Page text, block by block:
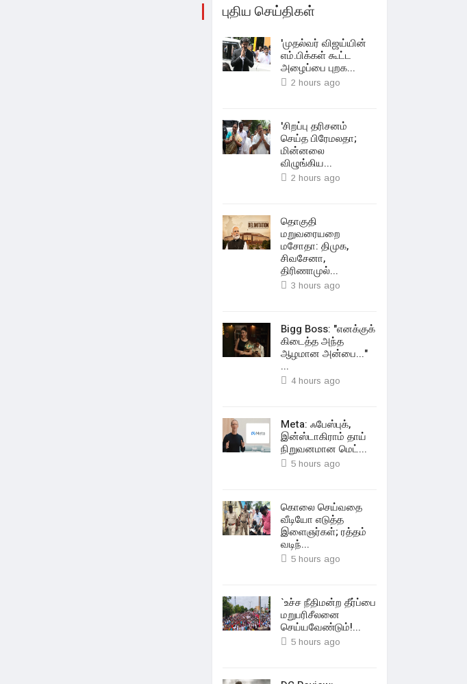
புதிய செய்திகள்
'முதல்வர் விஜய்யின்
எம்.பிக்கள் கூட்ட
அழைப்பை புறக...
2 hours ago
'சிறப்பு தரிசனம்
செய்த பிரேமலதா;
மின்னலை
விழுங்கிய...
2 hours ago
தொகுதி
மறுவரையறை
மசோதா: திமுக,
சிவசேனா,
திரிணாமுல்...
3 hours ago
Bigg Boss: "எனக்குக்
கிடைத்த அந்த
ஆழமான அன்பை..."
...
4 hours ago
Meta: ஃபேஸ்புக்,
இன்ஸ்டாகிராம் தாய்
நிறுவனமான மெட்...
5 hours ago
கொலை செய்வதை
வீடியோ எடுத்த
இளைஞர்கள்; ரத்தம்
வடிந்...
5 hours ago
`உச்ச நீதிமன்ற தீர்ப்பை
மறுபரிசீலனை
செய்யவேண்டும்!...
5 hours ago